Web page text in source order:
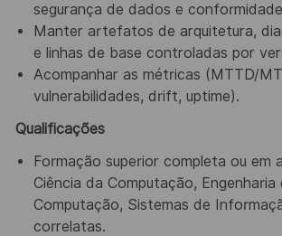
segurança de dados e conformidade
Manter artefatos de arquitetura,
e linhas de base controladas por
Acompanhar as métricas (MTTD/
vulnerabilidades, drift, uptime).
Qualificações
Formação superior completa ou em
Ciência da Computação, Engenharia
Computação, Sistemas de
correlatas.